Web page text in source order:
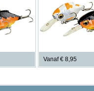
Vanaf € 8,95